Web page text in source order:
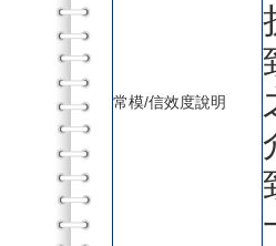
常模/信效度說明